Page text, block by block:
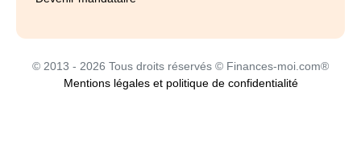
© 2013 - 2026 Tous droits réservés © Finances-moi.com®
Mentions légales et politique de confidentialité